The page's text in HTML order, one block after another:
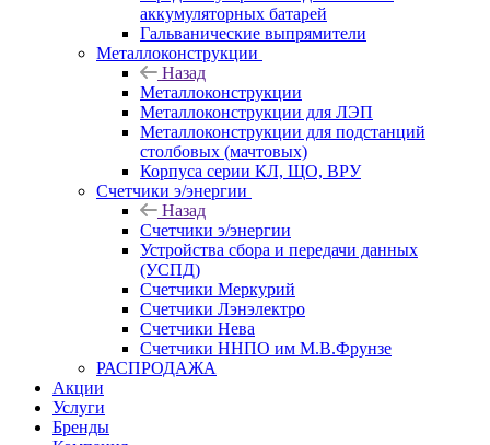
аккумуляторных батарей
Гальванические выпрямители
Металлоконструкции
Назад
Металлоконструкции
Металлоконструкции для ЛЭП
Металлоконструкции для подстанций
столбовых (мачтовых)
Корпуса серии КЛ, ЩО, ВРУ
Счетчики э/энергии
Назад
Счетчики э/энергии
Устройства сбора и передачи данных
(УСПД)
Счетчики Меркурий
Счетчики Лэнэлектро
Счетчики Нева
Счетчики ННПО им М.В.Фрунзе
РАСПРОДАЖА
Акции
Услуги
Бренды